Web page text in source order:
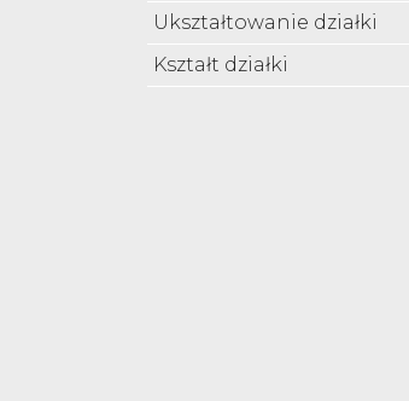
Ukształtowanie działki
Kształt działki